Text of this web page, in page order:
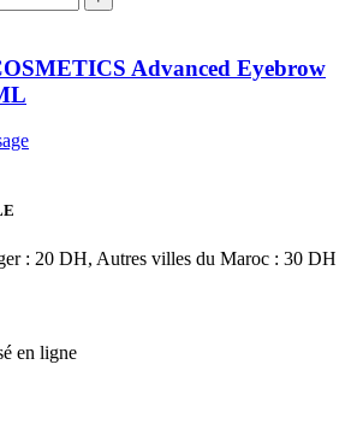
Advanced Eyebrow
: 20 DH, Autres villes du Maroc : 30 DH
en ligne